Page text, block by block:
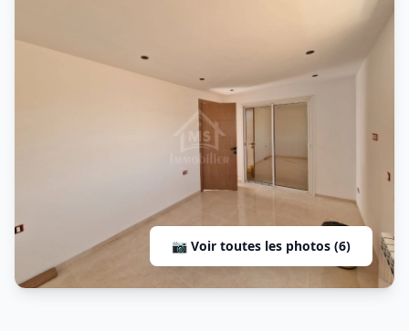
📷 Voir toutes les photos (6)